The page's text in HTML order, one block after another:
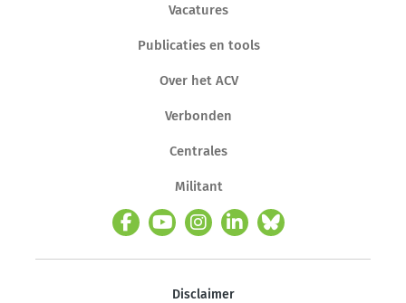
Vacatures
Publicaties en tools
Over het ACV
Verbonden
Centrales
Militant
Disclaimer